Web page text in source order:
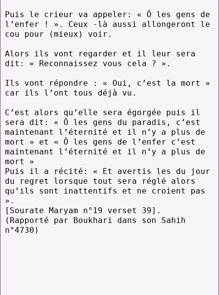
Puis le crieur va appeler: « Ô les gens de
l’enfer ! ». Ceux -là aussi allongeront le
cou pour (mieux) voir.
Alors ils vont regarder et il leur sera
dit: « Reconnaissez vous cela ? ».
Ils vont répondre : « Oui, c’est la mort »
car ils l’ont tous déjà vu.
C’est alors qu’elle sera égorgée puis il
sera dit: « Ô les gens du paradis, c’est
maintenant l’éternité et il n’y a plus de
mort » et « Ô les gens de l’enfer c’est
maintenant l’éternité et il n’y a plus de
mort »
Puis il a récité: « Et avertis les du jour
du regret lorsque tout sera réglé alors
qu’ils sont inattentifs et ne croient pas
».
[Sourate Maryam n°19 verset 39].
(Rapporté par Boukhari dans son Sahih
n°4730)